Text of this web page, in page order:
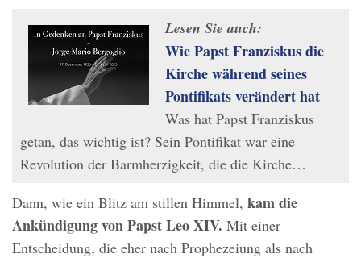
Lesen Sie auch:
Wie Papst Franziskus die
Kirche während seines
Pontifikats verändert hat
Was hat Papst Franziskus
getan, das wichtig ist? Sein Pontifikat war eine
Revolution der Barmherzigkeit, die die Kirche…
Dann, wie ein Blitz am stillen Himmel, kam die
Ankündigung von Papst Leo XIV. Mit einer
Entscheidung, die eher nach Prophezeiung als nach